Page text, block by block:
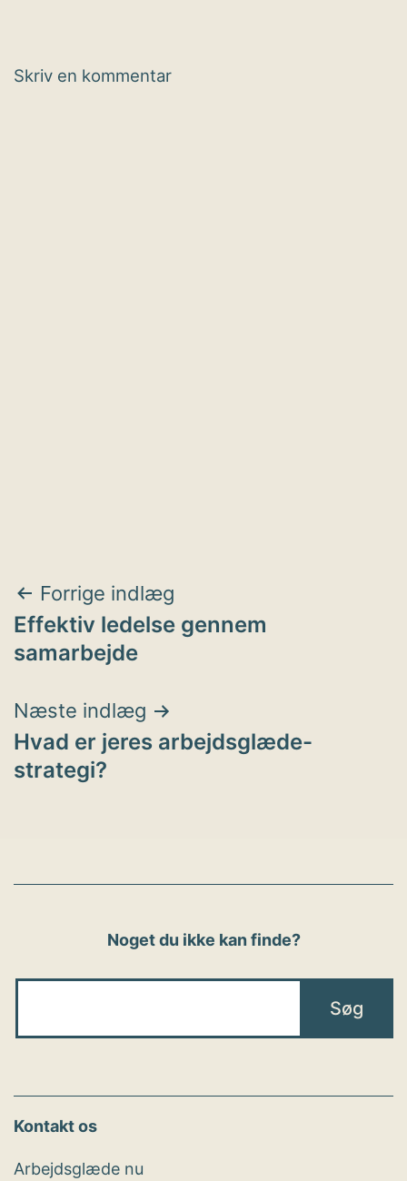
Skriv en kommentar
Indlægsnavigation
Forrige indlæg
Effektiv ledelse gennem
samarbejde
Næste indlæg
Hvad er jeres arbejdsglæde-
strategi?
Noget du ikke kan finde?
Kontakt os
Arbejdsglæde nu